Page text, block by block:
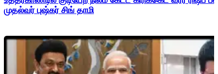
முதல்வர் புஷ்கர் சிங் தாமி